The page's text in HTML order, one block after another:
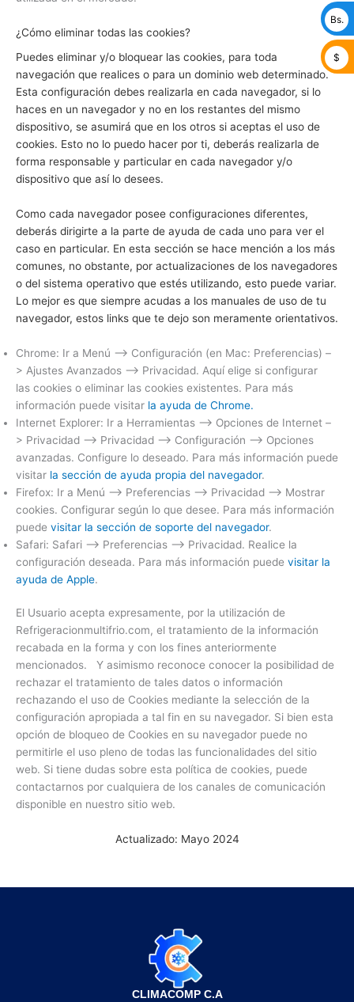
¿Cómo eliminar todas las cookies?
Puedes eliminar y/o bloquear las cookies, para toda
navegación que realices o para un dominio web determinado.
Esta configuración debes realizarla en cada navegador, si lo
haces en un navegador y no en los restantes del mismo
dispositivo, se asumirá que en los otros si aceptas el uso de
cookies. Esto no lo puedo hacer por ti, deberás realizarla de
forma responsable y particular en cada navegador y/o
dispositivo que así lo desees.
Como cada navegador posee configuraciones diferentes,
deberás dirigirte a la parte de ayuda de cada uno para ver el
caso en particular. En esta sección se hace mención a los más
comunes, no obstante, por actualizaciones de los navegadores
o del sistema operativo que estés utilizando, esto puede variar.
Lo mejor es que siempre acudas a los manuales de uso de tu
navegador, estos links que te dejo son meramente orientativos.
Chrome: Ir a Menú –> Configuración (en Mac: Preferencias) –
> Ajustes Avanzados –> Privacidad. Aquí elige si configurar
las cookies o eliminar las cookies existentes. Para más
información puede visitar la ayuda de Chrome.
Internet Explorer: Ir a Herramientas –> Opciones de Internet –
> Privacidad –> Privacidad –> Configuración –> Opciones
avanzadas. Configure lo deseado. Para más información puede
visitar la sección de ayuda propia del navegador.
Firefox: Ir a Menú –> Preferencias –> Privacidad –> Mostrar
cookies. Configurar según lo que desee. Para más información
puede visitar la sección de soporte del navegador.
Safari: Safari –> Preferencias –> Privacidad. Realice la
configuración deseada. Para más información puede visitar la
ayuda de Apple.
El Usuario acepta expresamente, por la utilización de
Refrigeracionmultifrio.com, el tratamiento de la información
recabada en la forma y con los fines anteriormente
mencionados. Y asimismo reconoce conocer la posibilidad de
rechazar el tratamiento de tales datos o información
rechazando el uso de Cookies mediante la selección de la
configuración apropiada a tal fin en su navegador. Si bien esta
opción de bloqueo de Cookies en su navegador puede no
permitirle el uso pleno de todas las funcionalidades del sitio
web. Si tiene dudas sobre esta política de cookies, puede
contactarnos por cualquiera de los canales de comunicación
disponible en nuestro sitio web.
Actualizado: Mayo 2024
CLIMACOMP C.A
Bs.
$